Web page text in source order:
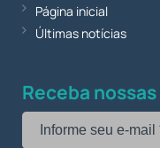
Página inicial
Últimas notícias
Receba